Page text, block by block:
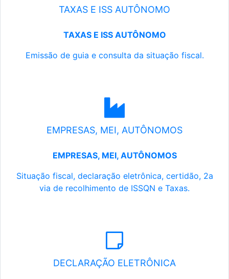
TAXAS E ISS AUTÔNOMO
TAXAS E ISS AUTÔNOMO
Emissão de guia e consulta da situação fiscal.
EMPRESAS, MEI, AUTÔNOMOS
EMPRESAS, MEI, AUTÔNOMOS
Situação fiscal, declaração eletrônica, certidão, 2a
via de recolhimento de ISSQN e Taxas.
DECLARAÇÃO ELETRÔNICA